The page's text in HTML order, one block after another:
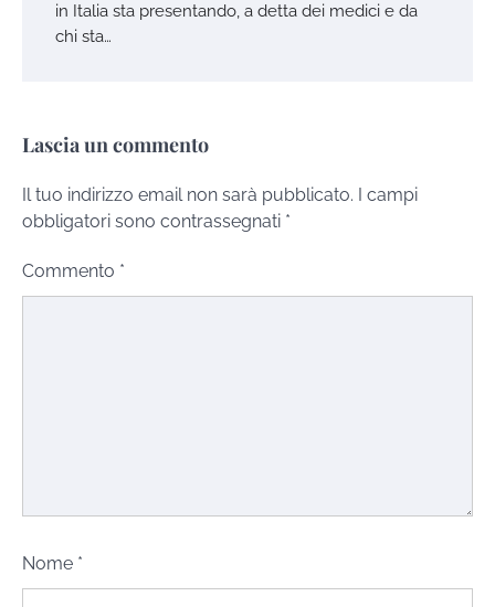
in Italia sta presentando, a detta dei medici e da
chi sta…
Lascia un commento
Il tuo indirizzo email non sarà pubblicato.
I campi
obbligatori sono contrassegnati *
Commento *
Nome *